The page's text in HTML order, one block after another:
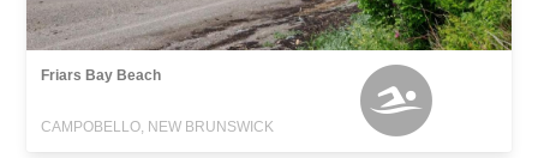
Friars Bay Beach
CAMPOBELLO, NEW BRUNSWICK